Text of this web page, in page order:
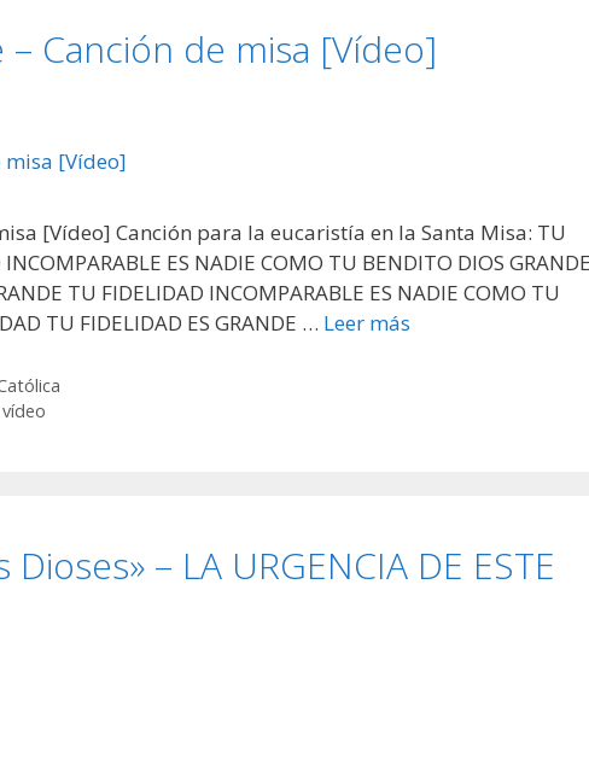
Canción de misa [Vídeo]
[Vídeo] Canción para la eucaristía en la Santa Misa: TU
ES NADIE COMO TU BENDITO DIOS
TU FIDELIDAD INCOMPARABLE ES NADIE COMO TU
TU FIDELIDAD ES GRANDE … Leer más
vídeo
– LA URGENCIA DE ESTE